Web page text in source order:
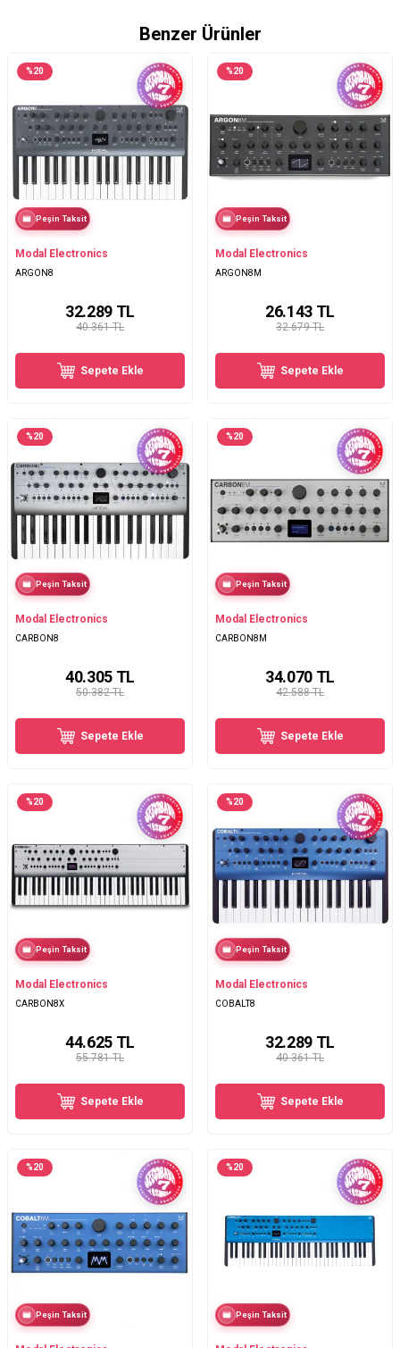
Benzer Ürünler
%20
Peşin Taksit
Modal Electronics
ARGON8
40.361 TL
32.289TL
Sepete Ekle
%20
Peşin Taksit
Modal Electronics
ARGON8M
32.679 TL
26.143TL
Sepete Ekle
%20
Peşin Taksit
Modal Electronics
CARBON8
50.382 TL
40.305TL
Sepete Ekle
%20
Peşin Taksit
Modal Electronics
CARBON8M
42.588 TL
34.070TL
Sepete Ekle
%20
Peşin Taksit
Modal Electronics
CARBON8X
55.781 TL
44.625TL
Sepete Ekle
%20
Peşin Taksit
Modal Electronics
COBALT8
40.361 TL
32.289TL
Sepete Ekle
%20
Peşin Taksit
%20
Peşin Taksit